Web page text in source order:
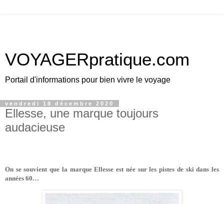
VOYAGERpratique.com
Portail d'informations pour bien vivre le voyage
vendredi 18 décembre 2020
Ellesse, une marque toujours
audacieuse
On se souvient que la marque Ellesse est née sur les pistes de ski dans les
années 60…